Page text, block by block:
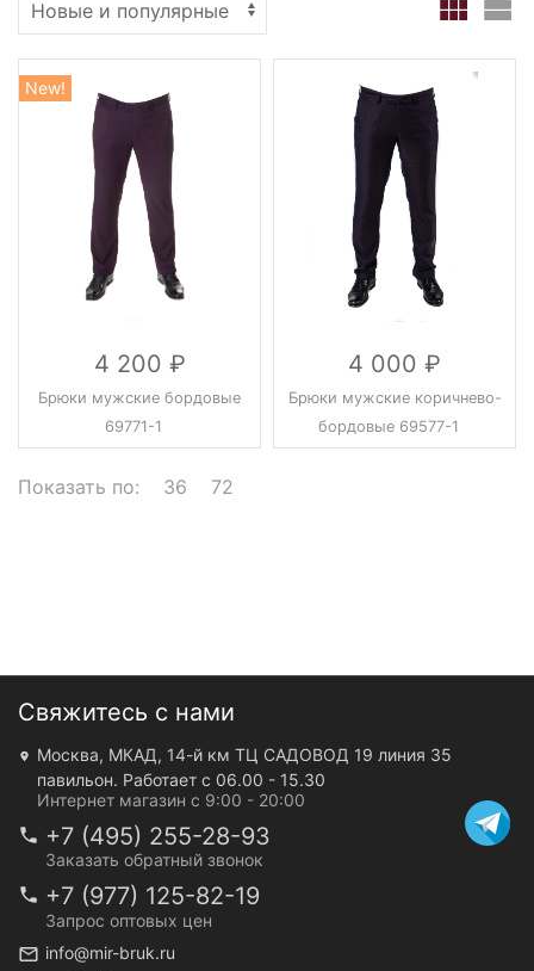
New!
4 200
Брюки мужские бордовые
69771-1
4 000
Брюки мужские коричнево-
бордовые 69577-1
Показать по: 36 72
Свяжитесь с нами
Москва, МКАД, 14-й км ТЦ САДОВОД 19 линия 35
павильон. Работает с 06.00 - 15.30
Интернет магазин с 9:00 - 20:00
+7 (495) 255-28-93
Заказать обратный звонок
+7 (977) 125-82-19
Запрос оптовых цен
info@mir-bruk.ru